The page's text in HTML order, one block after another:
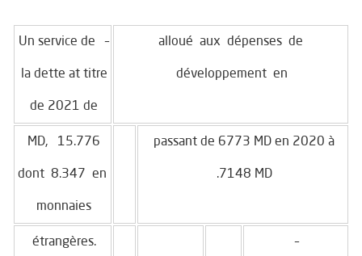
alloué aux dépenses de
développement en
– Un service de
la dette at titre
de 2021 de
passant de 6773 MD en 2020 à
7148 MD.
15.776 MD,
dont 8.347 en
monnaies
–
étrangères.